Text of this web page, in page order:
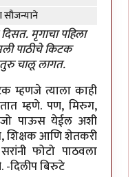
सौजन्याने
मृगाचा पहिला
पाठीचे किटक
चालू लागत.
म्हणजे त्याला काही
म्हणे. पण, मिरुग,
पाऊस येईल अशी
शिक्षक आणि शेतकरी
फोटो पाठवला
दिलीप बिरुटे